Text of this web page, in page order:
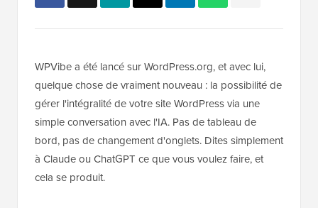
WPVibe a été lancé sur WordPress.org, et avec lui,
quelque chose de vraiment nouveau : la possibilité de
gérer l'intégralité de votre site WordPress via une
simple conversation avec l'IA. Pas de tableau de
bord, pas de changement d'onglets. Dites simplement
à Claude ou ChatGPT ce que vous voulez faire, et
cela se produit.